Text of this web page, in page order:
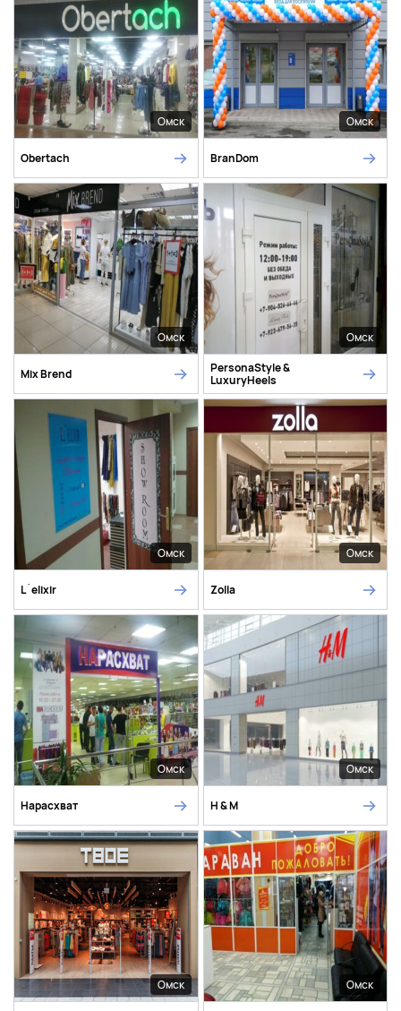
Омск
Obertach
Омск
BranDom
Омск
Mix Brend
Омск
PersonaStyle &
LuxuryHeels
Омск
L`elixir
Омск
Zolla
Омск
Нарасхват
Омск
H & M
Омск Омск